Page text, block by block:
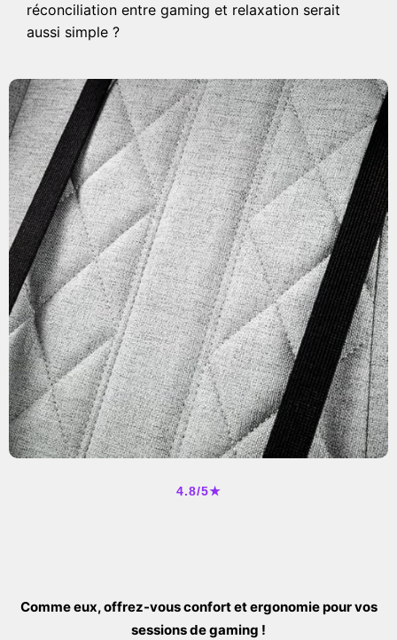
réconciliation entre gaming et relaxation serait
aussi simple ?
4.8/5★
Comme eux, offrez-vous confort et ergonomie pour vos
sessions de gaming !